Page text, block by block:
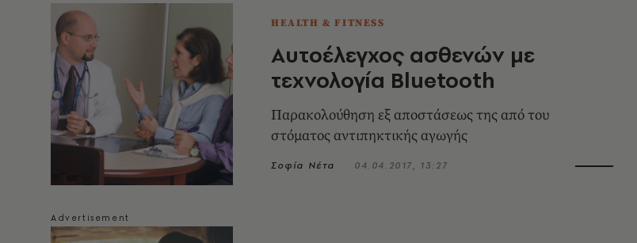
HEALTH & FITNESS
Αυτοέλεγχος ασθενών με
τεχνολογία Bluetooth
Παρακολούθηση εξ αποστάσεως της από του
στόματος αντιπηκτικής αγωγής
Σοφία Νέτα 04.04.2017, 13:27